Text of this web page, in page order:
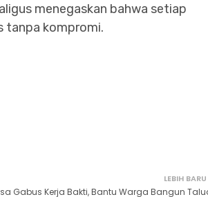
menegaskan bahwa setiap
tanpa kompromi.
LEBIH BARU
Gabus Kerja Bakti, Bantu Warga Bangun